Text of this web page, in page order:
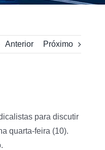
Anterior Próximo
para discutir
quarta-feira (10).